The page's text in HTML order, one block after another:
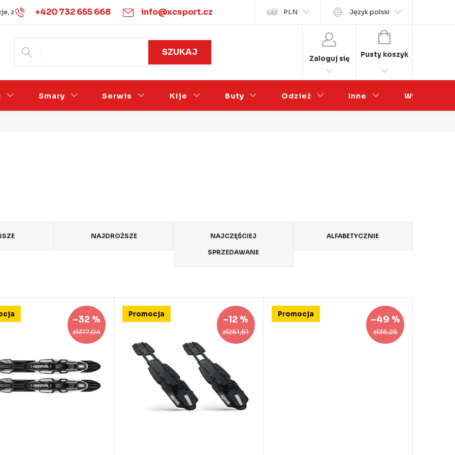
+420 732 655 668 info@xcsport.cz
zwroty i wymiany Warunki handlowe Podmínky ochrany osobních údajů Współpraca hurtowa
PLN Język polski
SZUKAJ
Zaloguj się
KOSZYK
Pusty koszyk
Smary Serwis Kije Buty Odzież Inne Wyprzedaż
NAJDROŻSZE NAJCZĘŚCIEJ
SPRZEDAWANE
ALFABETYCZNIE
zł317,04
–32 % Promocja
zł251,51
–12 % Promocja
zł35,25
–49 %